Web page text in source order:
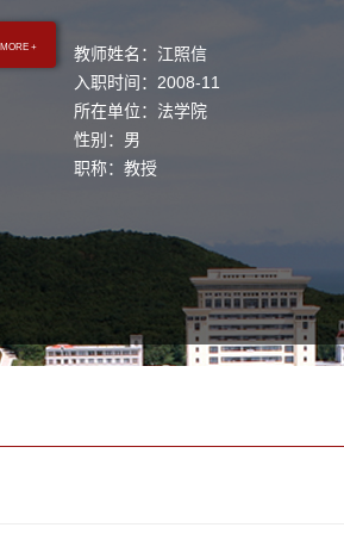
MORE +
教师姓名：江照信
入职时间：2008-11
所在单位：法学院
性别：男
职称：教授